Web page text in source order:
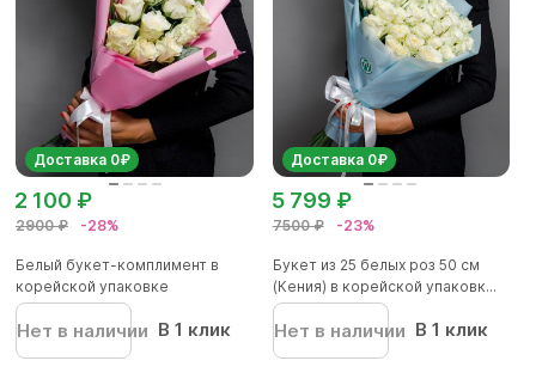
Доставка 0₽
2900 ₽ -28%
2 100 ₽
Белый букет-комплимент в
корейской упаковке
Нет в наличии В 1 клик
Доставка 0₽
7500 ₽ -23%
5 799 ₽
Букет из 25 белых роз 50 см
(Кения) в корейской упаковк...
Нет в наличии В 1 клик